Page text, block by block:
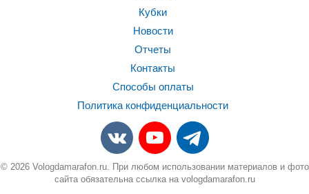
Кубки
Новости
Отчеты
Контакты
Способы оплаты
Политика конфиденциальности
© 2026 Vologdamarafon.ru. При любом использовании материалов и фото
сайта обязательна ссылка на vologdamarafon.ru